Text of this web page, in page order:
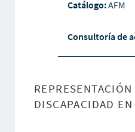
Catálogo:AFM
Consultoría de
DISCAPACIDAD